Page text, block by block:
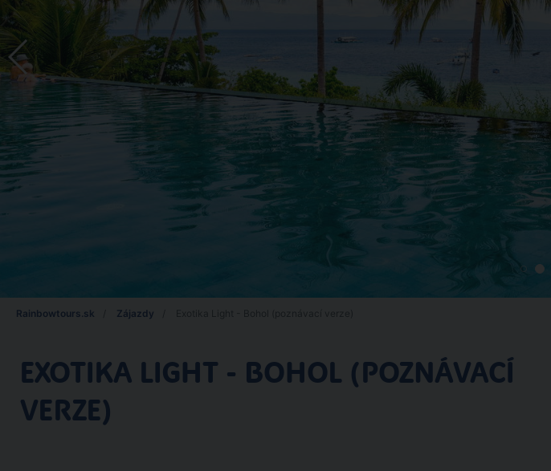
Rainbowtours.sk Zájazdy
EXOTIKA LIGHT - BOHOL (POZNÁVACÍ
VERZE)